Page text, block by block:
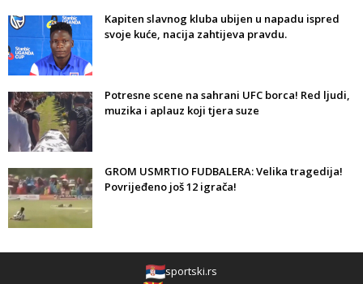
Kapiten slavnog kluba ubijen u napadu ispred
svoje kuće, nacija zahtijeva pravdu.
Potresne scene na sahrani UFC borca! Red ljudi,
muzika i aplauz koji tjera suze
GROM USMRTIO FUDBALERA: Velika tragedija!
Povrijeđeno još 12 igrača!
sportski.rs